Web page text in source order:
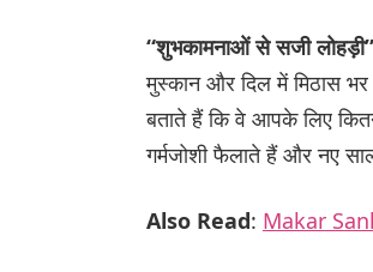
“शुभकामनाओं से सजी लोहड़ी”
मुस्कान और दिल में मिठास
बताते हैं कि वे आपके लिए
गर्मजोशी फैलाते हैं और नए
Also Read: Makar